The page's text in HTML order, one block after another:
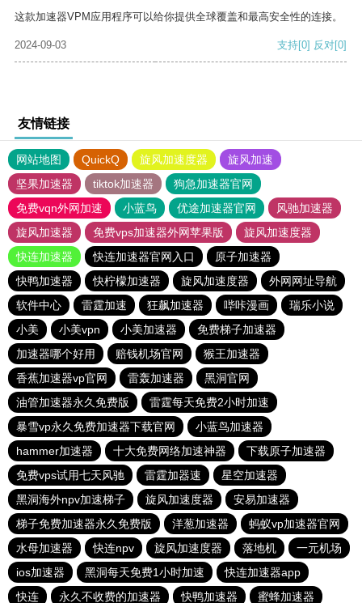
这款加速器VPM应用程序可以给你提供全球覆盖和最高安全性的连接。
2024-09-03 支持[0] 反对[0]
友情链接
网站地图 QuickQ 旋风加速度器
旋风加速
坚果加速器
tiktok加速器
狗急加速器官网
免费vqn外网加速
小蓝鸟 优途加速器官网
风驰加速器
旋风加速器
免费vps加速器外网苹果版
旋风加速度器
快连加速器
快连加速器官网入口
原子加速器
快鸭加速器
快柠檬加速器 旋风加速度器
外网网址导航
软件中心
雷霆加速 狂飙加速器 哔咔漫画
瑞乐小说
小美
小美vpn 小美加速器
免费梯子加速器
加速器哪个好用
赔钱机场官网
猴王加速器
香蕉加速器vp官网
雷轰加速器
黑洞官网
油管加速器永久免费版
雷霆每天免费2小时加速
暴雪vp永久免费加速器下载官网
小蓝鸟加速器
hammer加速器
十大免费网络加速神器
下载原子加速器
免费vps试用七天风驰
雷霆加器速
星空加速器
黑洞海外npv加速梯子
旋风加速度器
安易加速器
梯子免费加速器永久免费版
洋葱加速器
蚂蚁vp加速器官网
水母加速器
快连npv 旋风加速度器 落地机
一元机场
ios加速器
黑洞每天免费1小时加速
快连加速器app
快连
永久不收费的加速器 快鸭加速器 蜜蜂加速器